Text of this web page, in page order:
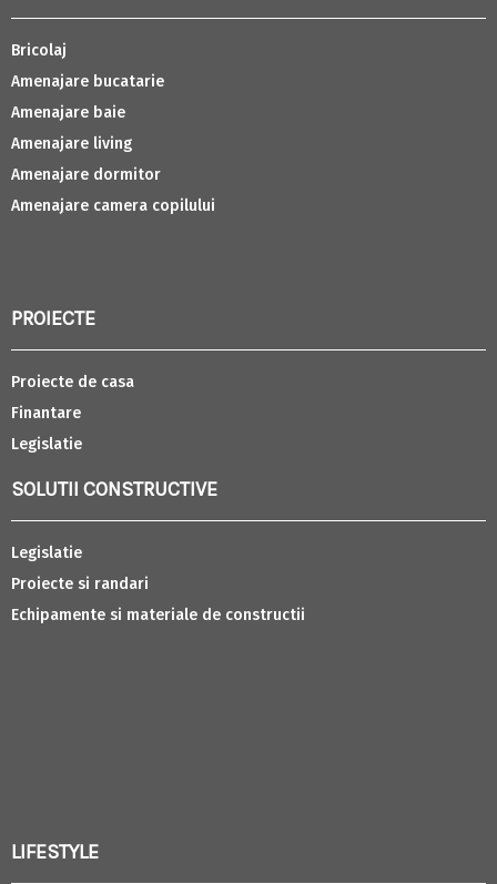
Bricolaj
Amenajare bucatarie
Amenajare baie
Amenajare living
Amenajare dormitor
Amenajare camera copilului
PROIECTE
Proiecte de casa
Finantare
Legislatie
SOLUTII CONSTRUCTIVE
Legislatie
Proiecte si randari
Echipamente si materiale de constructii
LIFESTYLE